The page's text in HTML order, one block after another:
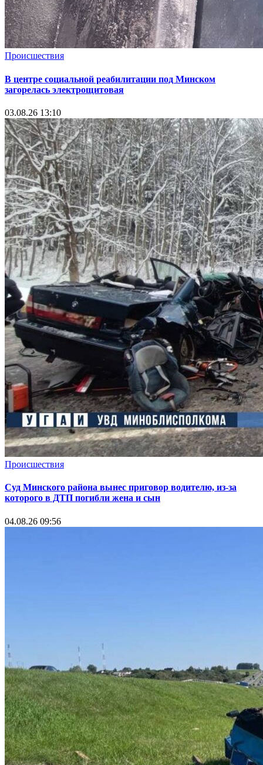
Происшествия
В центре социальной реабилитации под Минском
загорелась электрощитовая
03.08.26 13:10
Происшествия
Суд Минского района вынес приговор водителю, из-за
которого в ДТП погибли жена и сын
04.08.26 09:56